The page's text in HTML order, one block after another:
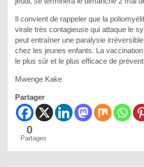
Il convient de rappeler que la
virale très contagieuse qui attaque le
peut entraîner une paralysie
chez les jeunes enfants. La
le plus sûr et le plus efficace de
Mwenge Kake
Partager
0
Partages